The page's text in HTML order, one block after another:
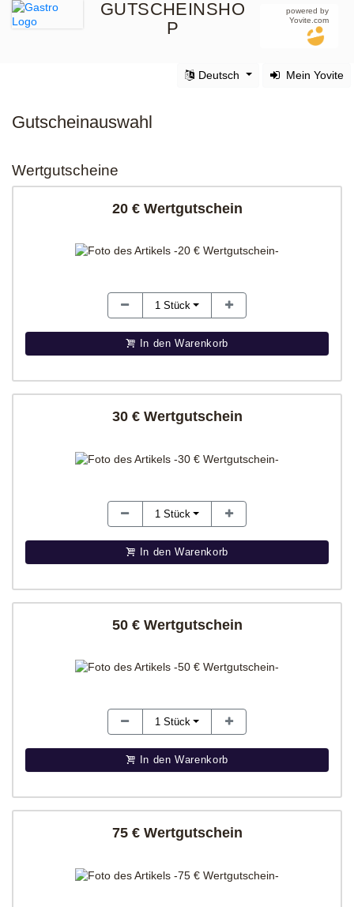
GUTSCHEINSHO
P
powered by
Yovite.com
Mein Yovite
Deutsch
Gutscheinauswahl
Wertgutscheine
20 € Wertgutschein
1 Stück
In den Warenkorb
30 € Wertgutschein
1 Stück
In den Warenkorb
50 € Wertgutschein
1 Stück
In den Warenkorb
75 € Wertgutschein